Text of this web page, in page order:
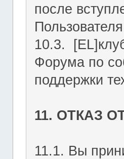
после
10.3.
Форума по
поддержки
11. ОТКАЗ
11.1. Вы